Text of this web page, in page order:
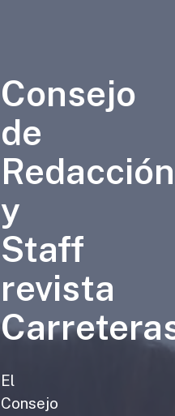
Consejo
de
Redacción
y
Staff
revista
El
Consejo